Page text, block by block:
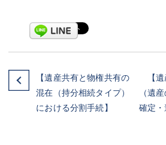
【遺産共有と物権共有の
混在（持分相続タイプ）
における分割手続】
【
（遺
確定